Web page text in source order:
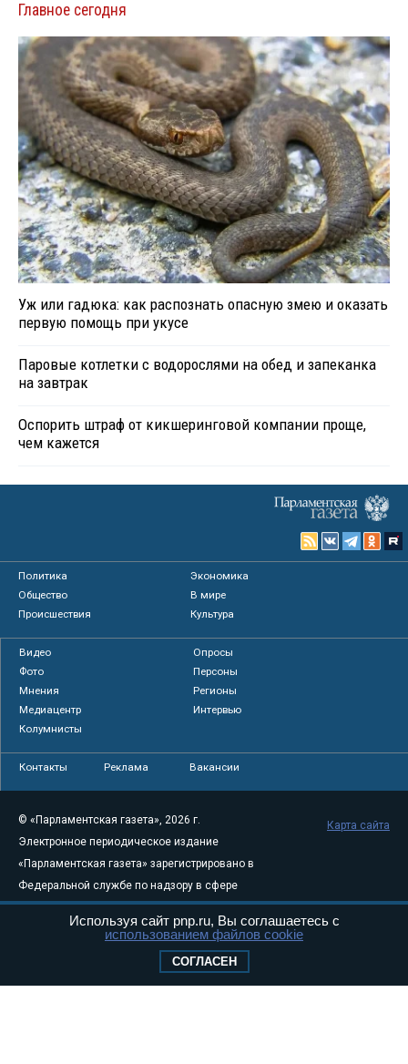
Главное сегодня
Уж или гадюка: как распознать опасную змею и оказать
первую помощь при укусе
Паровые котлетки с водорослями на обед и запеканка
на завтрак
Оспорить штраф от кикшеринговой компании проще,
чем кажется
Политика
Экономика
Общество
В мире
Происшествия
Культура
Видео
Опросы
Фото
Персоны
Мнения
Регионы
Медиацентр
Интервью
Колумнисты
Контакты Реклама Вакансии
© «Парламентская газета», 2026 г.
Электронное периодическое издание
«Парламентская газета» зарегистрировано в
Федеральной службе по надзору в сфере
связи, информационных технологий и
массовых коммуникаций (Роскомнадзор) 05
Свидетельство о регистрации Эл № ФС77-
Карта сайта
Используя сайт pnp.ru, Вы соглашаетесь с
использованием файлов cookie
СОГЛАСЕН